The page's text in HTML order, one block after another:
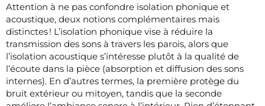
Attention à ne pas confondre isolation phonique et
acoustique, deux notions complémentaires mais
distinctes ! L’isolation phonique vise à réduire la
transmission des sons à travers les parois, alors que
l’isolation acoustique s’intéresse plutôt à la qualité de
l’écoute dans la pièce (absorption et diffusion des sons
internes). En d’autres termes, la première protège du
bruit extérieur ou mitoyen, tandis que la seconde